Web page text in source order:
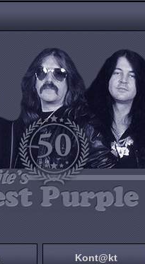
Kont@kt